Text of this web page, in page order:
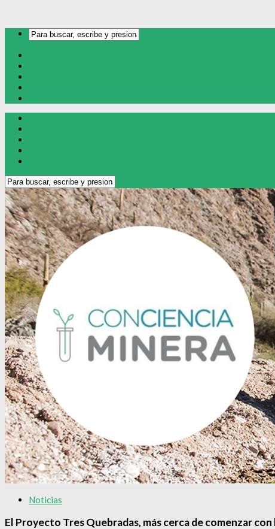
Noticias
El Proyecto Tres Quebradas, más cerca de comenzar